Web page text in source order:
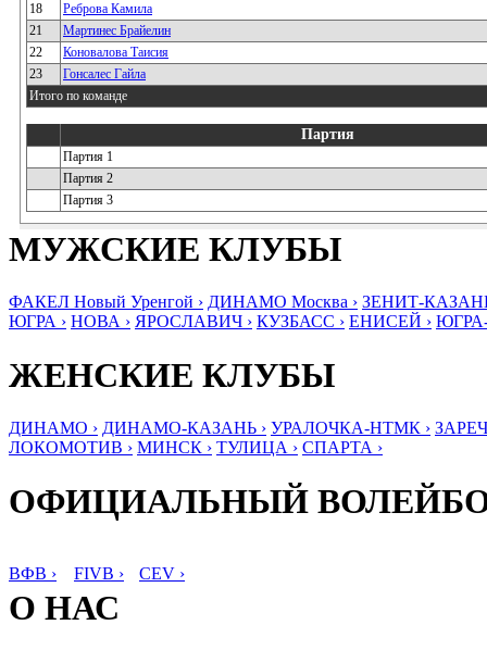
18
Реброва Камила
21
Мартинес Брайелин
22
Коновалова Таисия
23
Гонсалес Гайла
Итого по команде
Партия
Партия 1
Партия 2
Партия 3
МУЖСКИЕ КЛУБЫ
ФАКЕЛ Новый Уренгой › ДИНАМО Москва › ЗЕНИТ-
ЮГРА › НОВА › ЯРОСЛАВИЧ › КУЗБАСС › ЕНИСЕЙ ›
ЖЕНСКИЕ КЛУБЫ
ДИНАМО › ДИНАМО-КАЗАНЬ › УРАЛОЧКА-НТМК ›
ЛОКОМОТИВ › МИНСК › ТУЛИЦА › СПАРТА ›
ОФИЦИАЛЬНЫЙ
ВФВ › FIVB › CEV ›
О НАС